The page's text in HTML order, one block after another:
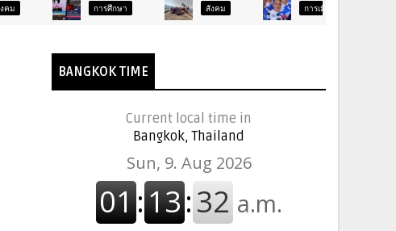
การศึกษา การเมือง
BANGKOK TIME
Current local time in
Bangkok, Thailand